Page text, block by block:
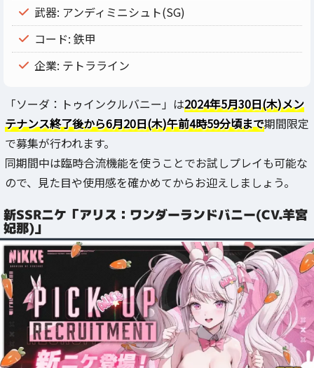
武器: アンディミニシュト(SG)
コード: 鉄甲
企業: テトラライン
「ソーダ：トゥインクルバニー」は2024年5月30日(木)メン
テナンス終了後から6月20日(木)午前4時59分頃まで期間限定
で募集が行われます。
同期間中は臨時合流機能を使うことでお試しプレイも可能な
ので、見た目や使用感を確かめてからお迎えしましょう。
新SSRニケ「アリス：ワンダーランドバニー(CV.羊宮
妃那)」